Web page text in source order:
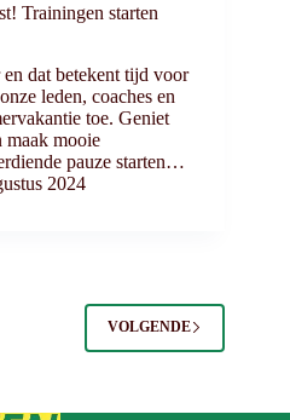
Trainingen starten
dat betekent tijd voor
leden, coaches en
toe. Geniet
maak mooie
pauze starten…
2024
VOLGENDE